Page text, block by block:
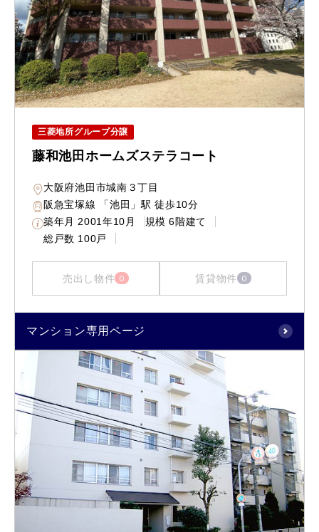
三菱地所グループ分譲
藤和池田ホームズステラコート
大阪府池田市城南３丁目
阪急宝塚線 「池田」駅 徒歩10分
築年月 2001年10月 規模 6階建て
総戸数 100戸
売出し物件 0 賃貸物件 0
マンション専用ページ